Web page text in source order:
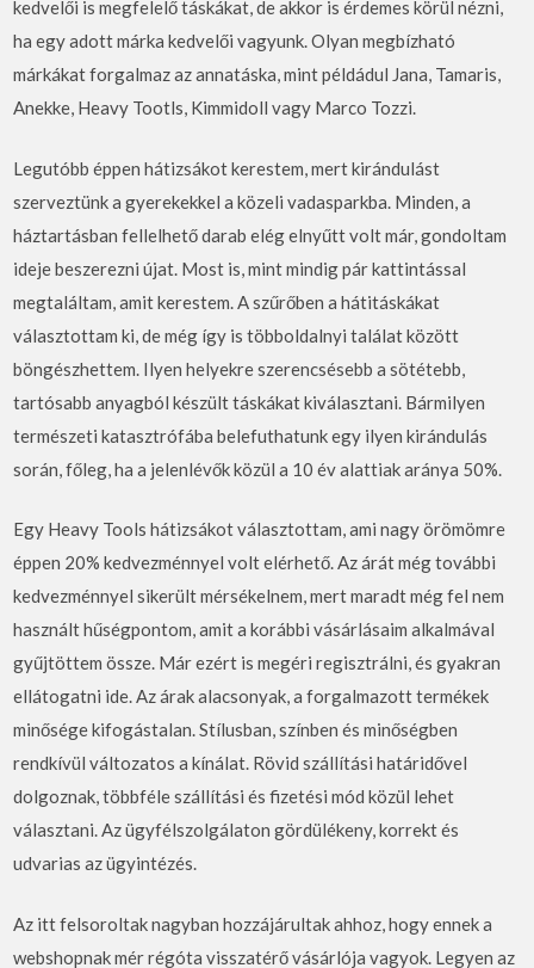
kedvelői is megfelelő táskákat, de akkor is érdemes körül nézni,
ha egy adott márka kedvelői vagyunk. Olyan megbízható
márkákat forgalmaz az annatáska, mint példádul Jana, Tamaris,
Anekke, Heavy Tootls, Kimmidoll vagy Marco Tozzi.
Legutóbb éppen hátizsákot kerestem, mert kirándulást
szerveztünk a gyerekekkel a közeli vadasparkba. Minden, a
háztartásban fellelhető darab elég elnyűtt volt már, gondoltam
ideje beszerezni újat. Most is, mint mindig pár kattintással
megtaláltam, amit kerestem. A szűrőben a hátitáskákat
választottam ki, de még így is többoldalnyi találat között
böngészhettem. Ilyen helyekre szerencsésebb a sötétebb,
tartósabb anyagból készült táskákat kiválasztani. Bármilyen
természeti katasztrófába belefuthatunk egy ilyen kirándulás
során, főleg, ha a jelenlévők közül a 10 év alattiak aránya 50%.
Egy Heavy Tools hátizsákot választottam, ami nagy örömömre
éppen 20% kedvezménnyel volt elérhető. Az árát még további
kedvezménnyel sikerült mérsékelnem, mert maradt még fel nem
használt hűségpontom, amit a korábbi vásárlásaim alkalmával
gyűjtöttem össze. Már ezért is megéri regisztrálni, és gyakran
ellátogatni ide. Az árak alacsonyak, a forgalmazott termékek
minősége kifogástalan. Stílusban, színben és minőségben
rendkívül változatos a kínálat. Rövid szállítási határidővel
dolgoznak, többféle szállítási és fizetési mód közül lehet
választani. Az ügyfélszolgálaton gördülékeny, korrekt és
udvarias az ügyintézés.
Az itt felsoroltak nagyban hozzájárultak ahhoz, hogy ennek a
webshopnak mér régóta visszatérő vásárlója vagyok. Legyen az